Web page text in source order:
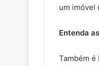
um imóvel
Entenda
Também